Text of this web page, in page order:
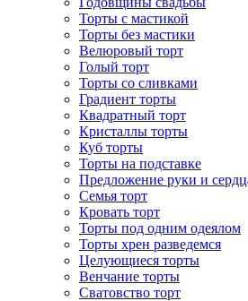
Торты с мастикой
Торты без мастики
Велюровый торт
Голый торт
Торты со сливками
Градиент торты
Квадратный торт
Кристаллы торты
Куб торты
Торты на подставке
Предложение руки и
Семья торт
Кровать торт
Торты под одним одеялом
Торты хрен разведемся
Целующиеся торты
Венчание торты
Сватовство торт